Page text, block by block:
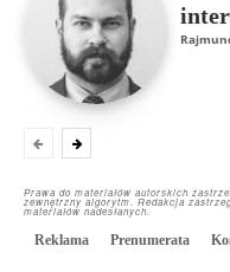
Prawa do materiałów autorskich
zewnętrzny algorytm. Redakcja
materiałów nadesłanych.
Reklama Prenumerata